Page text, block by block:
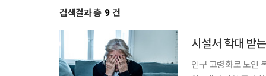
검색결과 총 9 건
시설서 학대 받
인구 고령화로 노인